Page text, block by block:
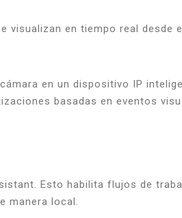
en tiempo real desde
en un dispositivo IP
basadas en eventos
Esto habilita flujos de
manera local.